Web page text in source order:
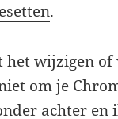
.
het wijzigen
om je
achter